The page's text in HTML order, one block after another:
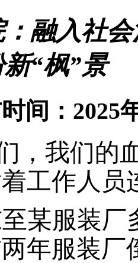
融入社
“枫”景
间：2025
，我们的
工作人员
某服装厂
年服装厂